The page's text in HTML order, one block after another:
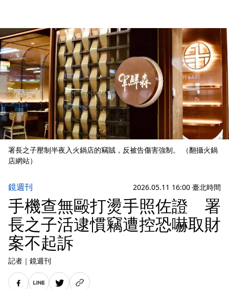
署長之子壓制半夜入火鍋店的竊賊，反被告傷害強制。 （翻攝火鍋
店網站）
鏡週刊 2026.05.11 16:00 臺北時間
手機查無毆打燙手照佐證 署
長之子活逮慣竊遭控恐嚇取財
案不起訴
記者 ｜ 鏡週刊